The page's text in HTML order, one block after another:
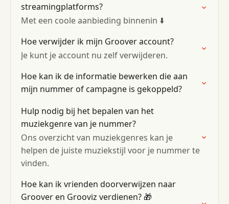
streamingplatforms?
Met een coole aanbieding binnenin ⬇️
Hoe verwijder ik mijn Groover account?
Je kunt je account nu zelf verwijderen.
Hoe kan ik de informatie bewerken die aan
mijn nummer of campagne is gekoppeld?
Hulp nodig bij het bepalen van het
muziekgenre van je nummer?
Ons overzicht van muziekgenres kan je
helpen de juiste muziekstijl voor je nummer te
vinden.
Hoe kan ik vrienden doorverwijzen naar
Groover en Grooviz verdienen? 🎁